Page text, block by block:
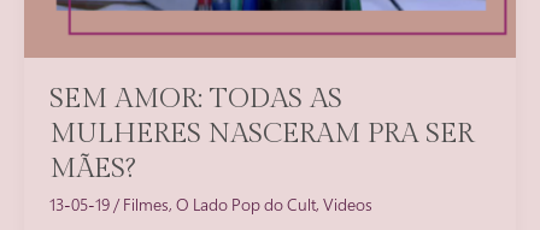
SEM AMOR: TODAS AS
MULHERES NASCERAM PRA SER
MÃES?
13-05-19 /Filmes, O Lado Pop do Cult, Videos